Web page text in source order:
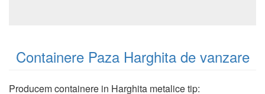
Containere Paza Harghita de vanzare
Producem containere in Harghita metalice tip: